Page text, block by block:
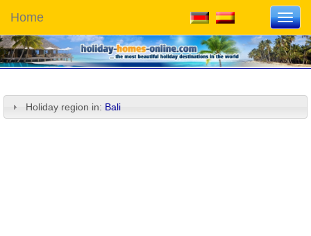
Home
Holiday region in: Bali